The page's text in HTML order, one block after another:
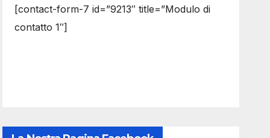
[contact-form-7 id=”9213″ title=”Modulo di
contatto 1″]